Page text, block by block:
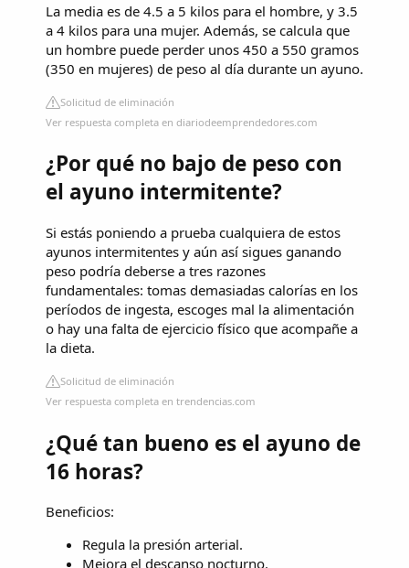
La media es de 4.5 a 5 kilos para el hombre, y 3.5
a 4 kilos para una mujer. Además, se calcula que
un hombre puede perder unos 450 a 550 gramos
(350 en mujeres) de peso al día durante un ayuno.
Solicitud de eliminación
Ver respuesta completa en diariodeemprendedores.com
¿Por qué no bajo de peso con
el ayuno intermitente?
Si estás poniendo a prueba cualquiera de estos
ayunos intermitentes y aún así sigues ganando
peso podría deberse a tres razones
fundamentales: tomas demasiadas calorías en los
períodos de ingesta, escoges mal la alimentación
o hay una falta de ejercicio físico que acompañe a
la dieta.
Solicitud de eliminación
Ver respuesta completa en trendencias.com
¿Qué tan bueno es el ayuno de
16 horas?
Beneficios:
Regula la presión arterial.
Mejora el descanso nocturno.